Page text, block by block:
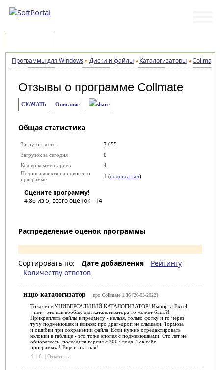
Программы для Windows »Диски и файлы» Каталогизаторы»Collmate
Отзывы о программе Collmate
СКАЧАТЬ Описание
Общая статистика
Загрузок всего
7 055
Загрузок за сегодня
0
Кол-во комментариев
4
Подписавшихся на новости о
программе
1 (подписаться)
Оцените программу!
4.86из 5, всего оценок - 14
Распределение оценок программы
Сортировать по: Дате добавления
Рейтингу
Количеству ответов
ищю каталогизатор про Collmate 1.36[20-03-2022]
Тоже мне УНИВЕРСАЛЬНЫЙ КАТАЛОГИЗАТОР! Импорта Excel
- нет - это как вообще для каталогизатора то может быть?!
Прикреплять файлы к предмету - нельзя, только фотку и то через
тучу подменюшек и кликов: про драг-дроп не слышали. Тормоза
и ошибки при сохранении файла. Если нужно отредактировать
колонки в таблице - это тоже эпопея с подменюшками. Сто лет не
обновлялась: последняя версия с 2007 года. Так себе
программка! Ещё и платная!
4 | 6 | Ответить